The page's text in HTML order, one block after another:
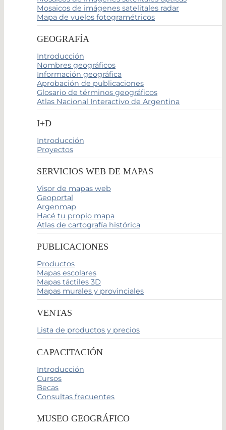
Mosaicos de imágenes satelitales radar
Mapa de vuelos fotogramétricos
GEOGRAFÍA
Introducción
Nombres geográficos
Información geográfica
Aprobación de publicaciones
Glosario de términos geográficos
Atlas Nacional Interactivo de Argentina
I+D
Introducción
Proyectos
SERVICIOS WEB DE MAPAS
Visor de mapas web
Geoportal
Argenmap
Hacé tu propio mapa
Atlas de cartografía histórica
PUBLICACIONES
Productos
Mapas escolares
Mapas táctiles 3D
Mapas murales y provinciales
VENTAS
Lista de productos y precios
CAPACITACIÓN
Introducción
Cursos
Becas
Consultas frecuentes
MUSEO GEOGRÁFICO